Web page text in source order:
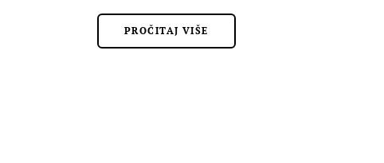
PROČITAJ VIŠE